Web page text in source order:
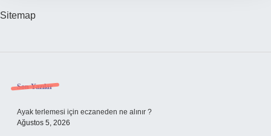
Sitemap
Sidebar
Son Yazılar
Ayak terlemesi için eczaneden ne alınır ?
Ağustos 5, 2026